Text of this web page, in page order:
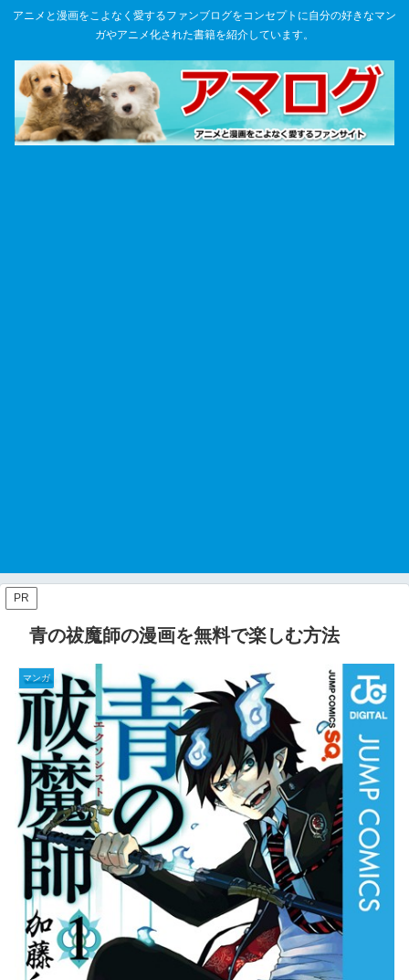
アニメと漫画をこよなく愛するファンブログをコンセプトに自分の好きなマン
ガやアニメ化された書籍を紹介しています。
PR
青の祓魔師の漫画を無料で楽しむ方法
マンガ